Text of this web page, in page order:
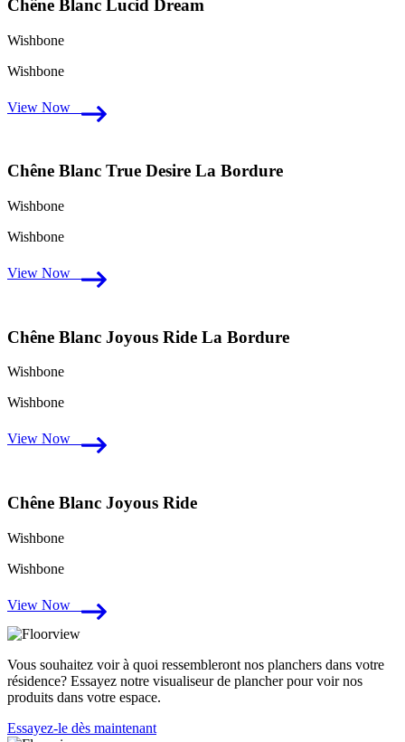
Chêne Blanc Lucid Dream
Wishbone
Wishbone
View Now
Chêne Blanc True Desire La Bordure
Wishbone
Wishbone
View Now
Chêne Blanc Joyous Ride La Bordure
Wishbone
Wishbone
View Now
Chêne Blanc Joyous Ride
Wishbone
Wishbone
View Now
Vous souhaitez voir à quoi ressembleront nos planchers dans votre
résidence? Essayez notre visualiseur de plancher pour voir nos
produits dans votre espace.
Essayez-le dès maintenant